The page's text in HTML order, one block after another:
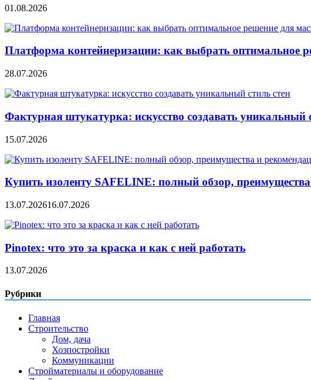
01.08.2026
Платформа контейнеризации: как выбрать оптимальное
28.07.2026
Фактурная штукатурка: искусство создавать уникальный
15.07.2026
Купить изоленту SAFELINE: полный обзор,
13.07.202616.07.2026
Pinotex: что это за краска и как с ней работать
13.07.2026
Рубрики
Главная
Строительство
Дом, дача
Хозпостройки
Коммуникации
Стройматериалы и оборудование